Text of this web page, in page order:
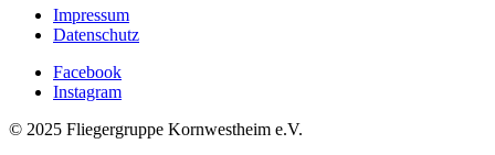
Impressum
Datenschutz
Facebook
Instagram
© 2025 Fliegergruppe Kornwestheim e.V.